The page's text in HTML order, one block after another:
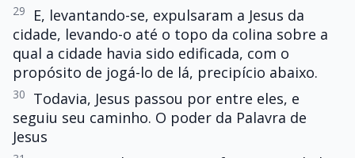
29
E, levantando-se, expulsaram a Jesus da
cidade, levando-o até o topo da colina sobre a
qual a cidade havia sido edificada, com o
propósito de jogá-lo de lá, precipício abaixo.
30
Todavia, Jesus passou por entre eles, e
seguiu seu caminho. O poder da Palavra de
Jesus